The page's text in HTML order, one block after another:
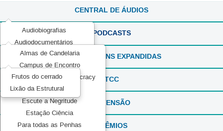
CENTRAL DE ÁUDIOS
Audiobiografias
Audiodocumentários
ExperimentaSONS
Ficção em Áudio
Produções Experimentais
Recorda_SONS
Reportagens Especiais
Série ou Programa Especial
Sintonia Literária
PODCASTS
Almas de Candelaria
Campus de Encontro
Communication and Democracy
Elas por Elas
Escute a Negritude
Estação Ciência
Para todas as Penhas
REPORTAGENS EXPANDIDAS
Frutos do cerrado
Lixão da Estrutural
TCC
EXTENSÃO
PRÊMIOS